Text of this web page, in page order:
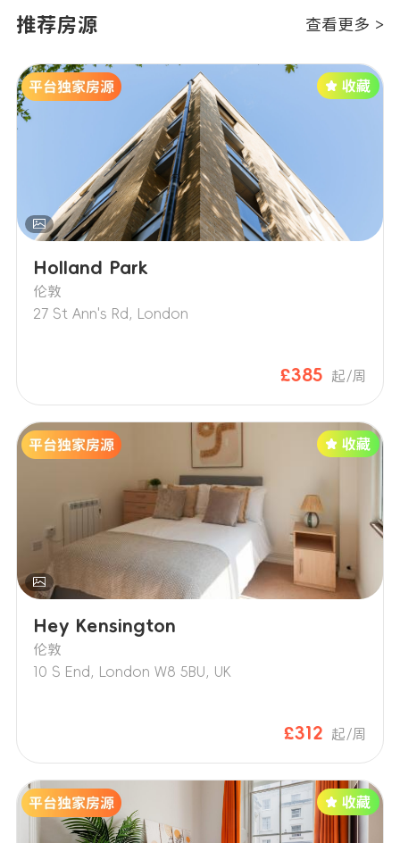
提前退租。
推荐房源 查看更多 >
Holland Park
伦敦
27 St Ann's Rd, London
£385 起/周
Hey Kensington
伦敦
10 S End, London W8 5BU, UK
£312 起/周